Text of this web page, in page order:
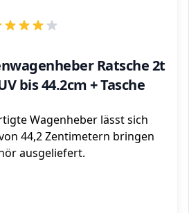
Ratsche 2t
bis 44.2cm + Tasche
Wagenheber lässt sich
44,2 Zentimetern bringen
ausgeliefert.